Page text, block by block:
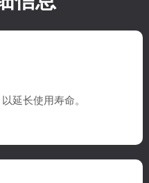
延长使用寿命。